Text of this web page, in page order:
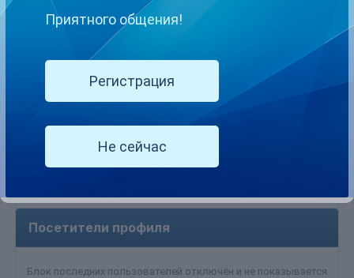
Информация о Devil
Профильная информация
Ваш пол
Посетители профиля
Блок последних пользователей отключён и не показывается
Приятного общения!
Регистрация
Не сейчас